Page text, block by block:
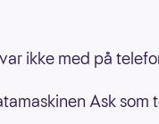
ikke med på
Ask